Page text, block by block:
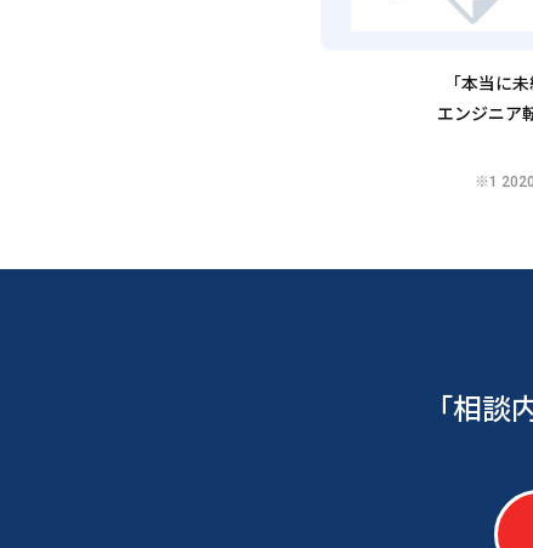
「本当に
エンジニア
※1
「相談